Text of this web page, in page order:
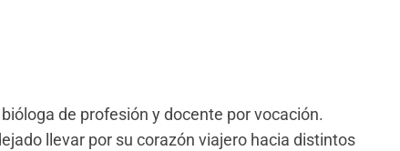
de profesión y docente por vocación.
llevar por su corazón viajero hacia distintos